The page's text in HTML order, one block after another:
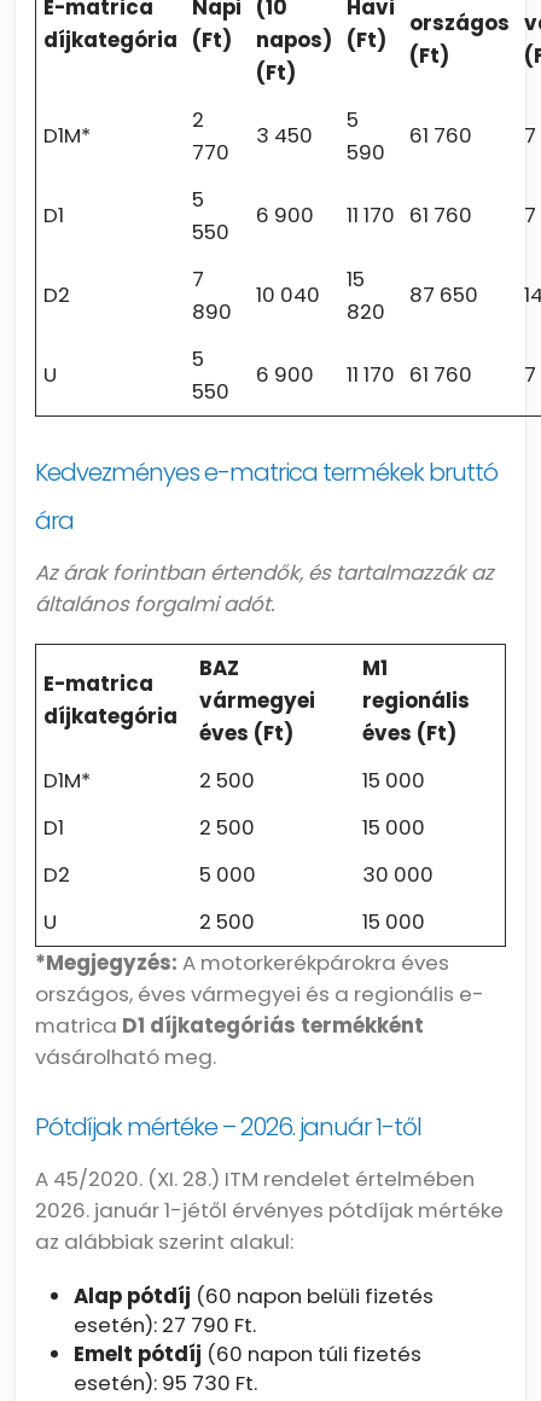
E-matrica
díjkategória
Napi
(Ft)
(10
napos)
(Ft)
Havi
(Ft)
országos
(Ft)
D1M*
2
770
3 450
5
590
61 760 7
D1
5
550
6 900 11 170 61 760 7
D2
7
890
10 040
15
820
87 650
U
5
550
6 900 11 170 61 760 7
Kedvezményes e-matrica termékek bruttó
ára
Az árak forintban értendők, és tartalmazzák az
általános forgalmi adót.
E-matrica
díjkategória
BAZ
vármegyei
éves (Ft)
M1
regionális
éves (Ft)
D1M*
2 500
15 000
D1
2 500
15 000
D2
5 000
30 000
U
2 500
15 000
*Megjegyzés: A motorkerékpárokra éves
országos, éves vármegyei és a regionális e-
matrica D1 díjkategóriás termékként
vásárolható meg.
Pótdíjak mértéke – 2026. január 1-től
A 45/2020. (XI. 28.) ITM rendelet értelmében
2026. január 1-jétől érvényes pótdíjak mértéke
az alábbiak szerint alakul:
Alap pótdíj (60 napon belüli fizetés
esetén): 27 790 Ft.
Emelt pótdíj (60 napon túli fizetés
esetén): 95 730 Ft.